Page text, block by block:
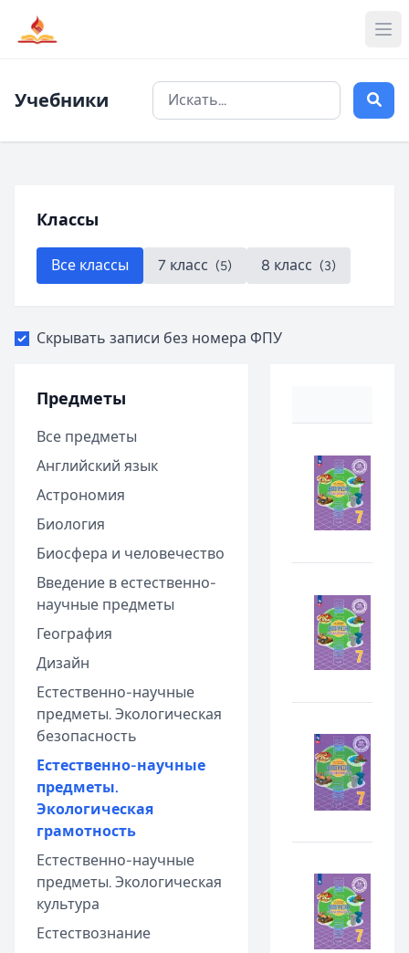
Учебники
Классы
Все классы 7 класс (5) 8 класс (3)
Скрывать записи без номера ФПУ
Предметы
Все предметы
Английский язык
Астрономия
Биология
Биосфера и человечество
Введение в естественно-
научные предметы
География
Дизайн
Естественно-научные
предметы. Экологическая
безопасность
Естественно-научные
предметы.
Экологическая
грамотность
Естественно-научные
предметы. Экологическая
культура
Естествознание